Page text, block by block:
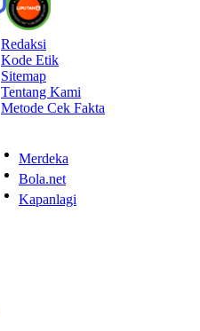
Redaksi
Kode Etik
Sitemap
Tentang Kami
Metode Cek Fakta
Merdeka
Bola.net
Kapanlagi